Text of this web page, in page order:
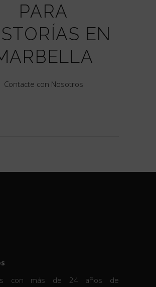
PARA
EN
Contacte con Nosotros
con más de 24 años de